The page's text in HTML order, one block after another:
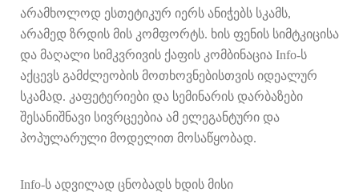
არამხოლოდ ესთეტიკურ იერს ანიჭებს სკამს,
არამედ ზრდის მის კომფორტს. ხის ფენის სიმტკიცისა
და მაღალი სიმკვრივის ქაფის კომბინაცია Info-ს
აქცევს გამძლეობის მოთხოვნებისთვის იდეალურ
სკამად. კაფეტერიები და სემინარის დარბაზები
შესანიშნავი სივრცეებია ამ ელეგანტური და
პოპულარული მოდელით მოსაწყობად.
Info-ს ადვილად ცნობადს ხდის მისი